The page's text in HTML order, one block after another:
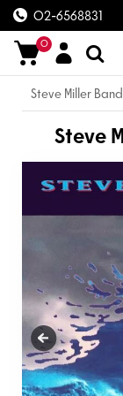
02-6568831
0
Steve Miller
Steve